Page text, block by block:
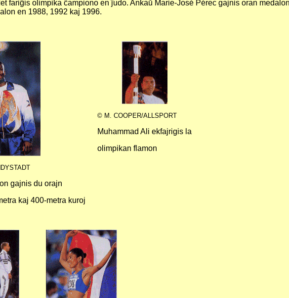
fariĝis olimpika ĉampiono en ĵudo. Ankaŭ Marie-José Pérec gajnis oran
en 1988, 1992 kaj 1996.
gajnis du orajn
kaj 400-metra kuroj
© M. COOPER/ALLSPORT
Muhammad Ali ekfajrigis la
olimpikan flamon